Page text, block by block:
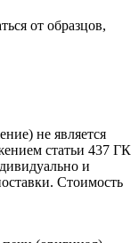
от образцов,
не является
статьи 437 ГК
и
Стоимость